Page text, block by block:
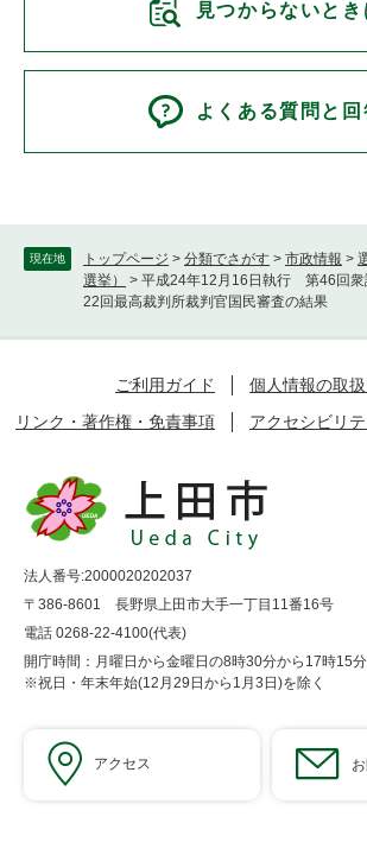
現在地 トップページ > 分類でさがす > 市政情報 >
選挙）
> 平成24年12月16日執行 第46回衆
22回最高裁判所裁判官国民審査の結果
見つからないとき
よくある質問と回
ご利用ガイド
個人情報の取
リンク・著作権・免責事項
アクセシビリテ
法人番号:2000020202037
〒386-8601 長野県上田市大手一丁目11番16号
電話 0268-22-4100(代表)
開庁時間：月曜日から金曜日の8時30分から17時15分
※祝日・年末年始(12月29日から1月3日)を除く
アクセス